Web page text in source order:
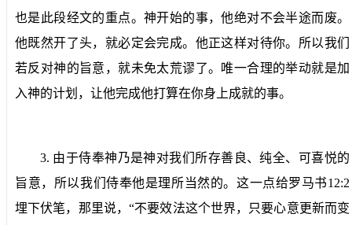
也是此段经文的重点。神开始的事，他绝对不会半途而废。
他既然开了头，就必定会完成。他正这样对待你。所以我们
若反对神的旨意，就未免太荒谬了。唯一合理的举动就是加
入神的计划，让他完成他打算在你身上成就的事。
3. 由于侍奉神乃是神对我们所存善良、纯全、可喜悦的
旨意，所以我们侍奉他是理所当然的。 这一点给罗马书12:2
埋下伏笔，那里说，“不要效法这个世界，只要心意更新而变